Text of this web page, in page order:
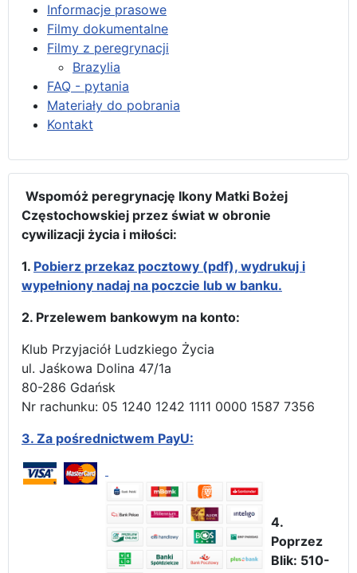
Informacje prasowe
Filmy dokumentalne
Filmy z peregrynacji
Brazylia
FAQ - pytania
Materiały do pobrania
Kontakt
Wspomóż peregrynację Ikony Matki Bożej
Częstochowskiej przez świat w obronie
cywilizacji życia i miłości:
1. Pobierz przekaz pocztowy (pdf), wydrukuj i
wypełniony nadaj na poczcie lub w banku.
2. Przelewem bankowym na konto:
Klub Przyjaciół Ludzkiego Życia
ul. Jaśkowa Dolina 47/1a
80-286 Gdańsk
Nr rachunku: 05 1240 1242 1111 0000 1587 7356
3. Za pośrednictwem PayU:
4.
Poprzez
Blik: 510-